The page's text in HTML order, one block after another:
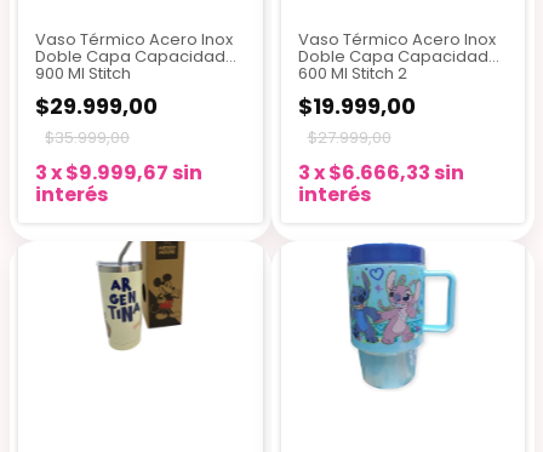
Vaso Térmico Acero Inox
Doble Capa Capacidad
900 Ml Stitch
$29.999,00
$35.999,00
3x$9.999,67 sin
interés
Vaso Térmico Acero Inox
Doble Capa Capacidad
600 Ml Stitch 2
$19.999,00
$27.999,00
3x$6.666,33 sin
interés